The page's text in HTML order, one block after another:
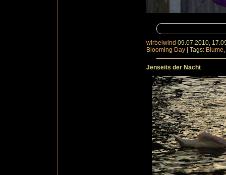
wirbelwind 09.07.2010,
Blooming Day
Tags: Blume,
Jenseits der Nacht